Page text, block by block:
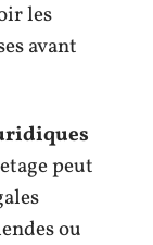
les
avant
peut
ou